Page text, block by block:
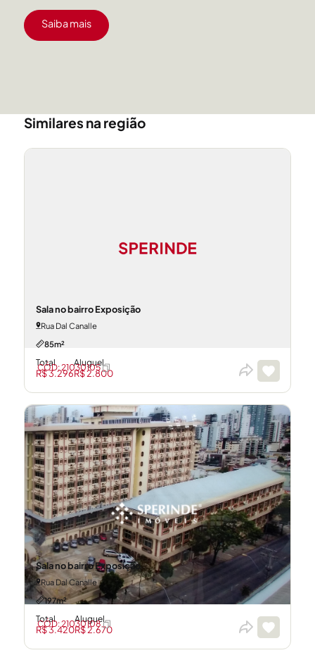
Saiba mais
Similares na região
Sala no bairro Exposição
Rua Dal Canalle
85m²
Total
R$ 3.296
Aluguel
R$ 2.800
CÓD: 21030105
Sala no bairro Exposição
Rua Dal Canalle
197m²
Total
R$ 3.420
Aluguel
R$ 2.670
CÓD: 21030108